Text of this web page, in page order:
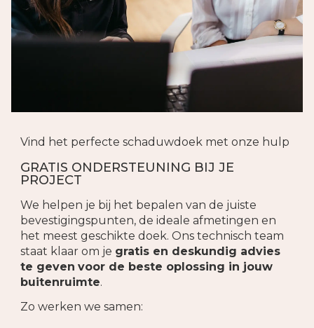
Vind het perfecte schaduwdoek met onze hulp
GRATIS ONDERSTEUNING BIJ JE
PROJECT
We helpen je bij het bepalen van de juiste
bevestigingspunten, de ideale afmetingen en
het meest geschikte doek. Ons technisch team
staat klaar om je gratis en deskundig advies
te geven voor de beste oplossing in jouw
buitenruimte.
Zo werken we samen: